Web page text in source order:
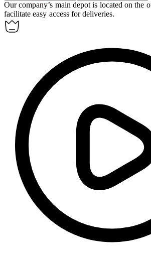
Our company’s main depot is located on the
facilitate easy access for deliveries.